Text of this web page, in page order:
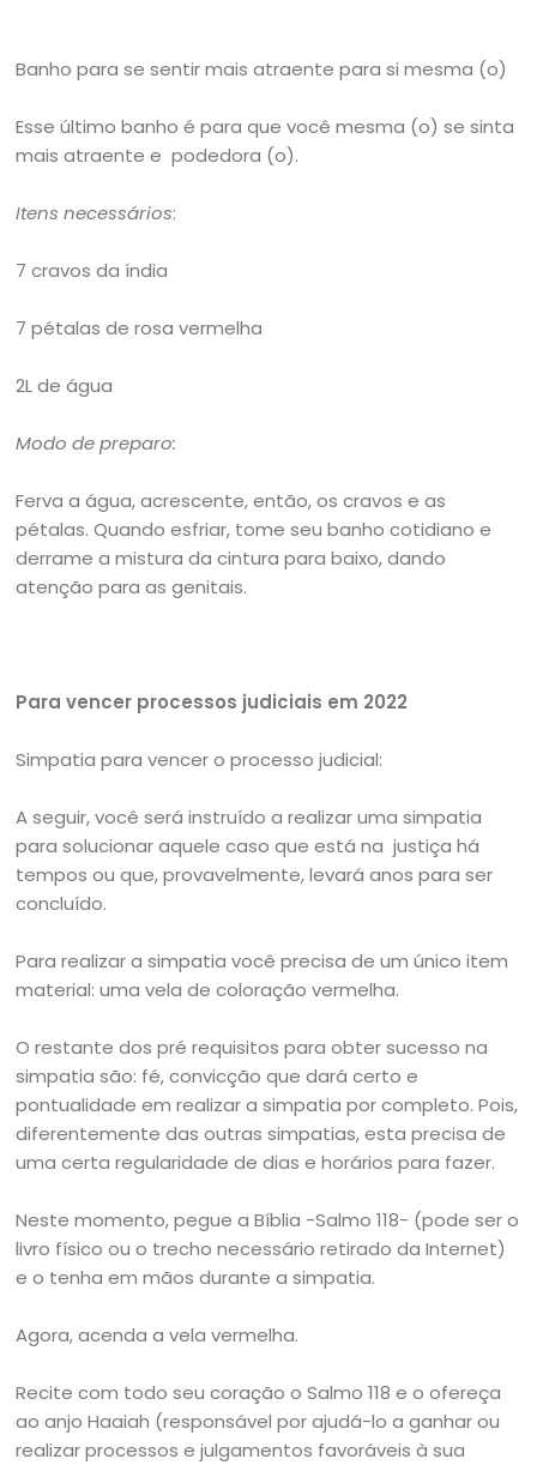
Banho para se sentir mais atraente para si mesma (o)
Esse último banho é para que você mesma (o) se sinta
mais atraente e podedora (o).
Itens necessários:
7 cravos da índia
7 pétalas de rosa vermelha
2L de água
Modo de preparo:
Ferva a água, acrescente, então, os cravos e as
pétalas. Quando esfriar, tome seu banho cotidiano e
derrame a mistura da cintura para baixo, dando
atenção para as genitais.
Para vencer processos judiciais em 2022
Simpatia para vencer o processo judicial:
A seguir, você será instruído a realizar uma simpatia
para solucionar aquele caso que está na justiça há
tempos ou que, provavelmente, levará anos para ser
concluído.
Para realizar a simpatia você precisa de um único item
material: uma vela de coloração vermelha.
O restante dos pré requisitos para obter sucesso na
simpatia são: fé, convicção que dará certo e
pontualidade em realizar a simpatia por completo. Pois,
diferentemente das outras simpatias, esta precisa de
uma certa regularidade de dias e horários para fazer.
Neste momento, pegue a Bíblia -Salmo 118- (pode ser o
livro físico ou o trecho necessário retirado da Internet)
e o tenha em mãos durante a simpatia.
Agora, acenda a vela vermelha.
Recite com todo seu coração o Salmo 118 e o ofereça
ao anjo Haaiah (responsável por ajudá-lo a ganhar ou
realizar processos e julgamentos favoráveis à sua